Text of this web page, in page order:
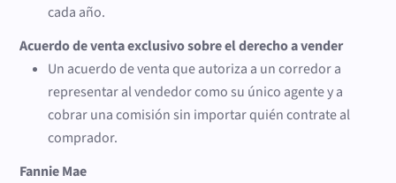
cada año.
Acuerdo de venta exclusivo sobre el derecho a vender
Un acuerdo de venta que autoriza a un corredor a
representar al vendedor como su único agente y a
cobrar una comisión sin importar quién contrate al
comprador.
Fannie Mae